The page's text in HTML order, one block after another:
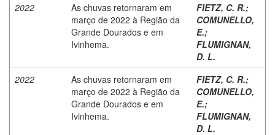
2022
As chuvas retornaram em
março de 2022 à Região da
Grande Dourados e em
Ivinhema.
FIETZ, C. R.;
COMUNELLO,
E.;
FLUMIGNAN,
D. L.
2022
As chuvas retornaram em
março de 2022 à Região da
Grande Dourados e em
Ivinhema.
FIETZ, C. R.;
COMUNELLO,
E.;
FLUMIGNAN,
D. L.